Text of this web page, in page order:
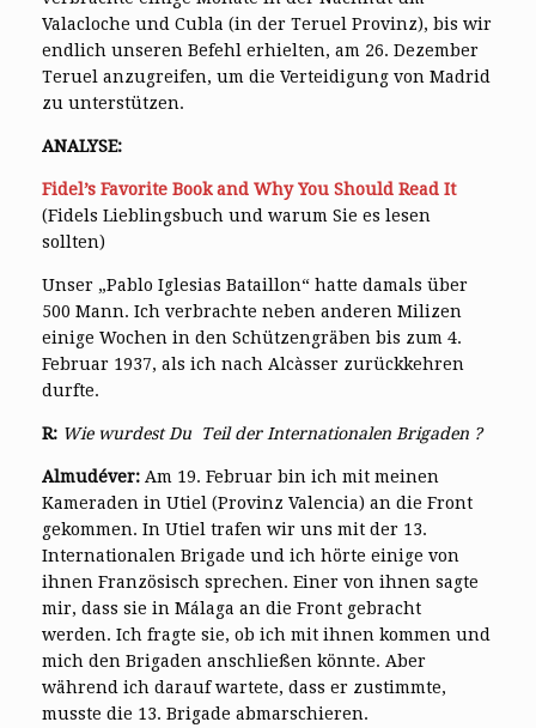
Valacloche und Cubla (in der Teruel Provinz), bis wir
endlich unseren Befehl erhielten, am 26. Dezember
Teruel anzugreifen, um die Verteidigung von Madrid
zu unterstützen.
ANALYSE:
Fidel’s Favorite Book and Why You Should Read It
(Fidels Lieblingsbuch und warum Sie es lesen
sollten)
Unser „Pablo Iglesias Bataillon“ hatte damals über
500 Mann. Ich verbrachte neben anderen Milizen
einige Wochen in den Schützengräben bis zum 4.
Februar 1937, als ich nach Alcàsser zurückkehren
durfte.
R: Wie wurdest Du Teil der Internationalen Brigaden ?
Almudéver: Am 19. Februar bin ich mit meinen
Kameraden in Utiel (Provinz Valencia) an die Front
gekommen. In Utiel trafen wir uns mit der 13.
Internationalen Brigade und ich hörte einige von
ihnen Französisch sprechen. Einer von ihnen sagte
mir, dass sie in Málaga an die Front gebracht
werden. Ich fragte sie, ob ich mit ihnen kommen und
mich den Brigaden anschließen könnte. Aber
während ich darauf wartete, dass er zustimmte,
musste die 13. Brigade abmarschieren.